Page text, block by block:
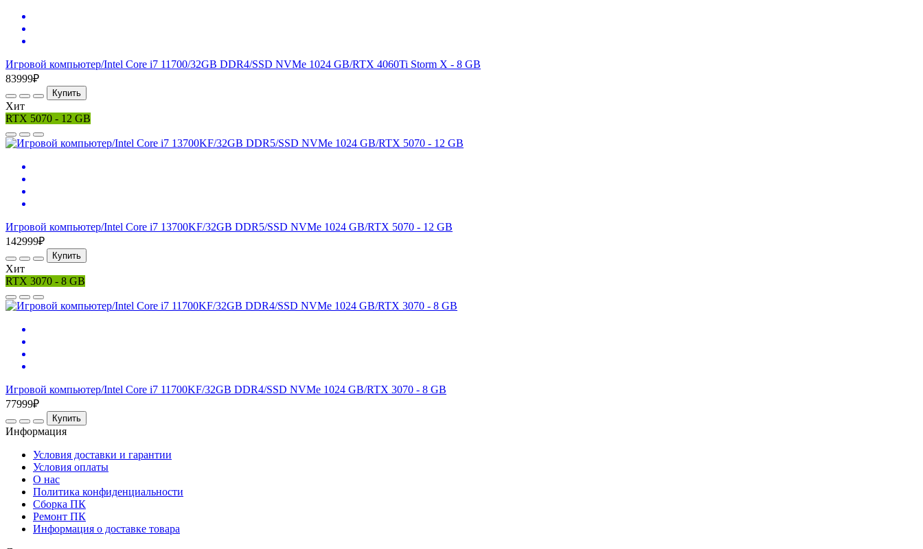
Игровой компьютер/Intel Core i7 11700/32GB DDR4/SSD NVMe 1024 GB/RTX 4060Ti Storm X - 8 GB
83999₽
Купить
Хит
RTX 5070 - 12 GB
Игровой компьютер/Intel Core i7 13700KF/32GB DDR5/SSD NVMe 1024 GB/RTX 5070 - 12 GB
142999₽
Купить
Хит
RTX 3070 - 8 GB
Игровой компьютер/Intel Core i7 11700KF/32GB DDR4/SSD NVMe 1024 GB/RTX 3070 - 8 GB
77999₽
Купить
Информация
Условия доставки и гарантии
Условия оплаты
О нас
Политика конфиденциальности
Сборка ПК
Ремонт ПК
Информация о доставке товара